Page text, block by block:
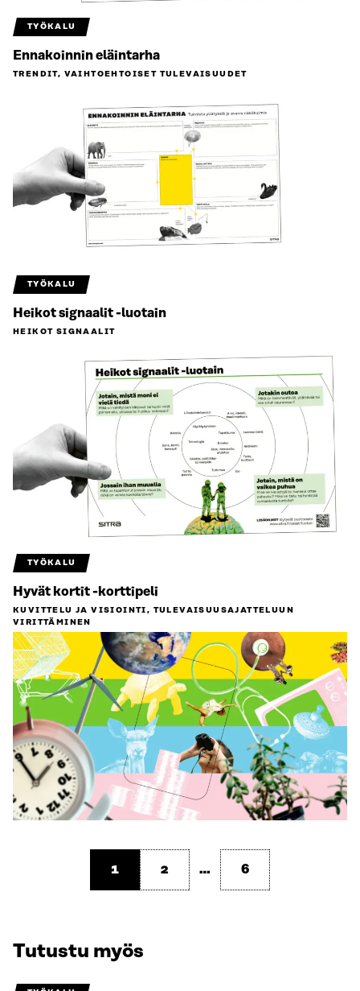
TYÖKALU
Ennakoinnin eläintarha
TRENDIT, VAIHTOEHTOISET TULEVAISUUDET
TYÖKALU
Heikot signaalit -luotain
HEIKOT SIGNAALIT
TYÖKALU
Hyvät kortit -korttipeli
KUVITTELU JA VISIOINTI, TULEVAISUUS­AJATTELUUN
VIRITTÄMINEN
1 2 … 6
Tutustu myös